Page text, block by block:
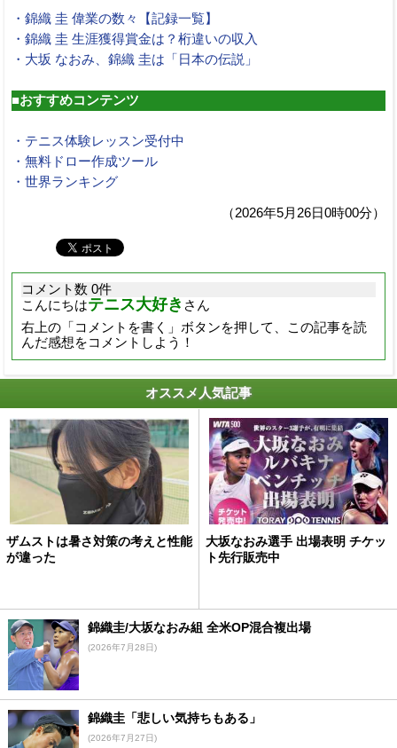
・錦織 圭 偉業の数々【記録一覧】
・錦織 圭 生涯獲得賞金は？桁違いの収入
・大坂 なおみ、錦織 圭は「日本の伝説」
■おすすめコンテンツ
・テニス体験レッスン受付中
・無料ドロー作成ツール
・世界ランキング
（2026年5月26日0時00分）
コメント数 0件
こんにちはテニス大好き さん
右上の「コメントを書く」ボタンを押して、この記事を読
んだ感想をコメントしよう！
オススメ人気記事
ザムストは暑さ対策の考えと性能
が違った
大坂なおみ選手 出場表明 チケッ
ト先行販売中
錦織圭/大坂なおみ組 全米OP混合複出場
(2026年7月28日)
錦織圭「悲しい気持ちもある」
(2026年7月27日)